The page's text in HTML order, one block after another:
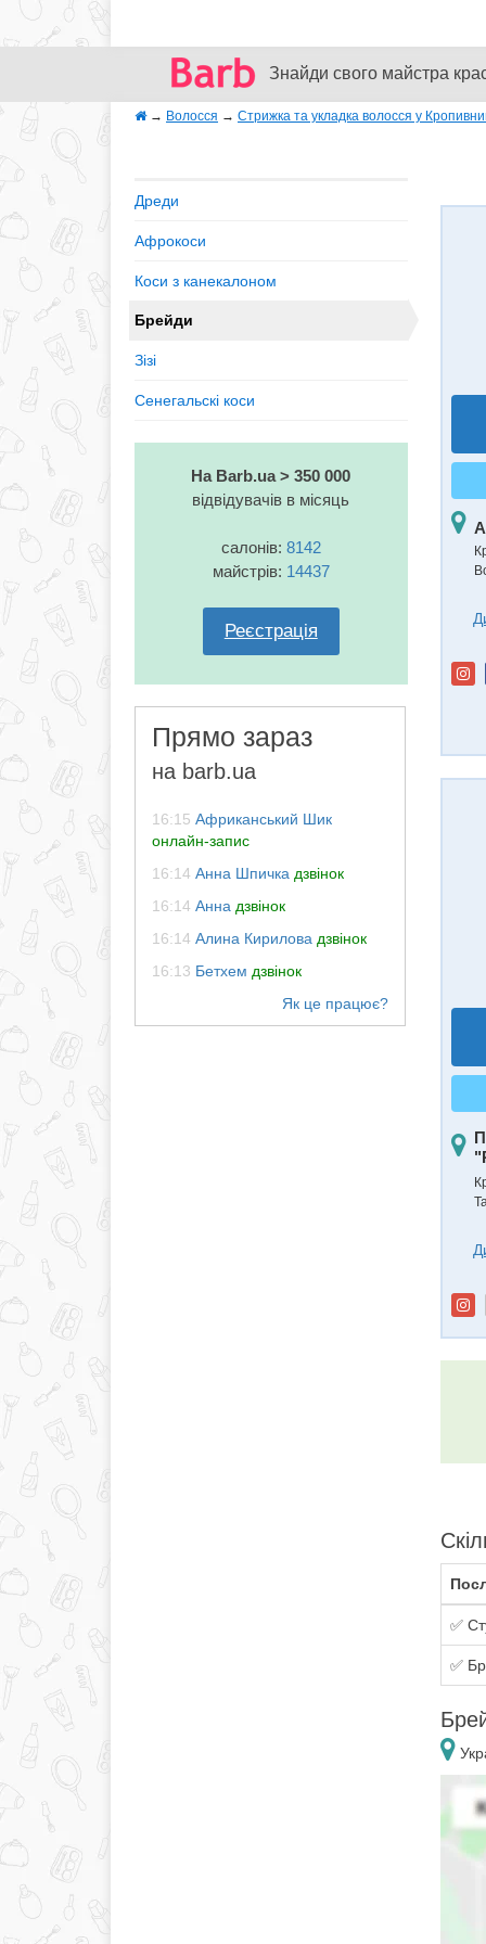
Знайди свого майстра
→ Волосся → Стрижка та укладка волосся у
Дреди
Афрокоси
Коси з канекалоном
Брейди
Зiзi
Сенегальскі коси
На Barb.ua > 350 000
відвідувачів в місяць
салонів: 8142
майстрів: 14437
Реєстрація
Прямо зараз
на barb.ua
16:15 Африканський Шик
онлайн-запис
16:14 Анна Шпичка дзвінок
16:14 Анна дзвінок
16:14 Алина Кирилова дзвінок
16:13 Бетхем дзвінок
✅
✅